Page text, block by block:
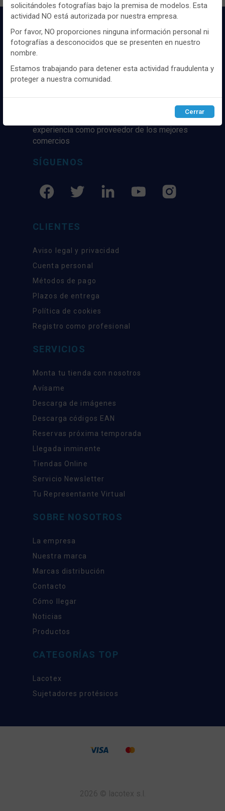
marcaas de ropa y complementos del
experiencia como proveedor de los mejores
comercios
SÍGUENOS
CLIENTES
Aviso legal y privacidad
Cuenta personal
Métodos de pago
Plazos de entrega
Política de cookies
Registro como profesional
SERVICIOS
Monta tu tienda con nosotros
Avísame
Descarga de imágenes
Descarga códigos EAN
Reservas próxima temporada
Llegada inminente
Tiendas Online
Servicio Newsletter
Tu Representante Virtual
SOBRE NOSOTROS
La empresa
Nuestra marca
Marcas distribución
Contacto
Cómo llegar
Noticias
Productos
CATEGORÍAS TOP
Lacotex
Sujetadores protésicos
Igualmente, utilizamos cookies para medir y obtener datos de
la navegación que realizas y para ajustar el contenido a tus
gustos y preferencias.
Puedesconfigurary aceptar el uso de cookies a tu gusto.
Para obtener más información visita nuestra
cookies .
Configurar Rechazar ACEPTAR
solicitándoles fotografías bajo la premisa de modelos. Esta
actividad NO está autorizada por nuestra empresa.
Por favor, NO proporciones ninguna información personal ni
fotografías a desconocidos que se presenten en nuestro
nombre.
Estamos trabajando para detener esta actividad fraudulenta y
proteger a nuestra comunidad.
Cerrar